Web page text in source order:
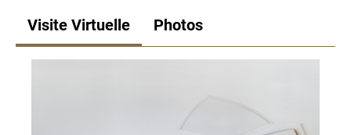
Visite Virtuelle Photos